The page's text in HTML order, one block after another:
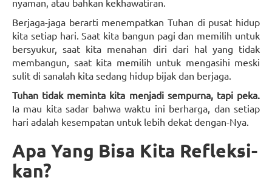
nyaman, atau bahkan kekhawatiran.
Berjaga-jaga berarti menempatkan Tuhan di pusat hidup
kita setiap hari. Saat kita bangun pagi dan memilih untuk
bersyukur, saat kita menahan diri dari hal yang tidak
membangun, saat kita memilih untuk mengasihi meski
sulit di sanalah kita sedang hidup bijak dan berjaga.
Tuhan tidak meminta kita menjadi sempurna, tapi peka.
Ia mau kita sadar bahwa waktu ini berharga, dan setiap
hari adalah kesempatan untuk lebih dekat dengan-Nya.
Apa Yang Bisa Kita Refleksi-
kan?